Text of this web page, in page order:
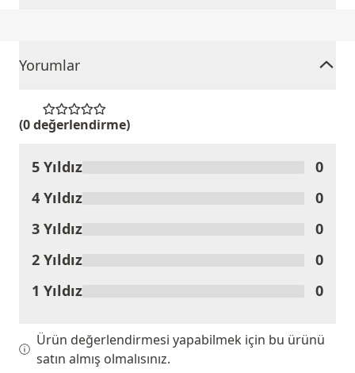
Yorumlar
(0 değerlendirme)
Ürünü Değerlendir
5 Yıldız
0
4 Yıldız
0
3 Yıldız
0
2 Yıldız
0
1 Yıldız
0
Ürün değerlendirmesi yapabilmek için bu ürünü
satın almış olmalısınız.